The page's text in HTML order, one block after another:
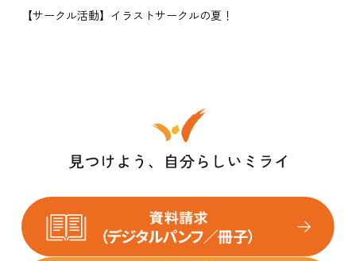
【サークル活動】イラストサークルの夏！